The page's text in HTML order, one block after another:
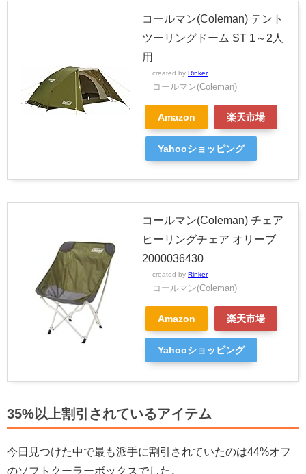
コールマン(Coleman) テント
ツーリングドーム ST 1～2人
用
created by Rinker
コールマン(Coleman)
Amazon 楽天市場
Yahooショッピング
コールマン(Coleman) チェア
ヒーリングチェア オリーブ
2000036430
created by Rinker
コールマン(Coleman)
Amazon 楽天市場
Yahooショッピング
35%以上割引されているアイテム
今日見つけた中で最も派手に割引されていたのは44%オフ
のソフトクーラーボックスでした。